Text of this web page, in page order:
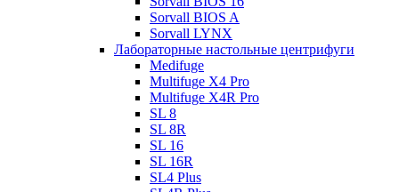
Sorvall BIOS A
Sorvall LYNX
Лабораторные настольные центрифуги
Medifuge
Multifuge X4 Pro
Multifuge X4R Pro
SL 8
SL 8R
SL 16
SL 16R
SL4 Plus